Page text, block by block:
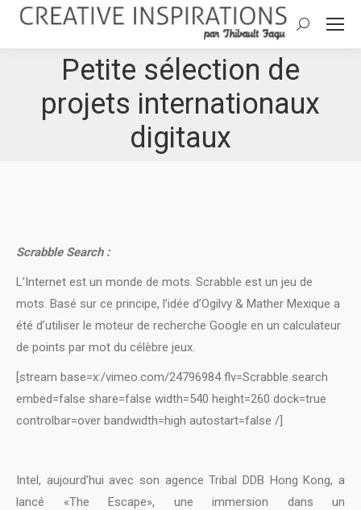
Search:
Petite sélection de
projets internationaux
digitaux
Scrabble Search :
L’Internet est un monde de mots. Scrabble est un jeu de
mots. Basé sur ce principe, l’idée d’Ogilvy & Mather Mexique a
été d’utiliser le moteur de recherche Google en un calculateur
de points par mot du célèbre jeux.
[stream base=x:/vimeo.com/24796984 flv=Scrabble search
embed=false share=false width=540 height=260 dock=true
controlbar=over bandwidth=high autostart=false /]
Intel, aujourd’hui avec son agence Tribal DDB Hong Kong, a
lancé «The Escape», une immersion dans un